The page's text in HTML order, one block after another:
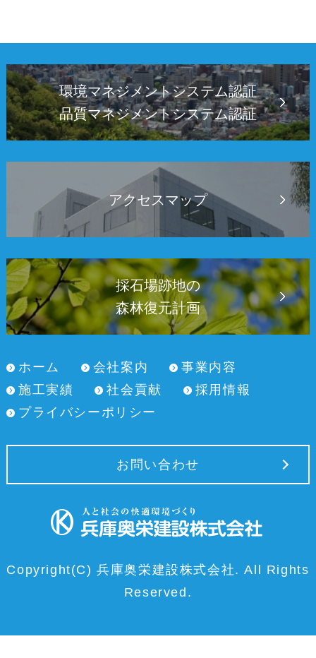
環境マネジメントシステム認証
品質マネジメントシステム認証
アクセスマップ
採石場跡地の
森林復元計画
ホーム 会社案内
事業内容
施工実績
社会貢献
採用情報
プライバシーポリシー
お問い合わせ
Copyright(C) 兵庫奥栄建設株式会社. All Rights
Reserved.